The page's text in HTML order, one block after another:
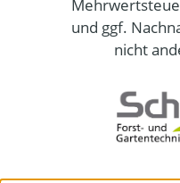
und ggf.
nicht